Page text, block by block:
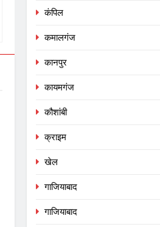
कंपिल
कमालगंज
कानपुर
कायमगंज
कौशांबी
क्राइम
खेल
गाजियाबाद
गाजियाबाद